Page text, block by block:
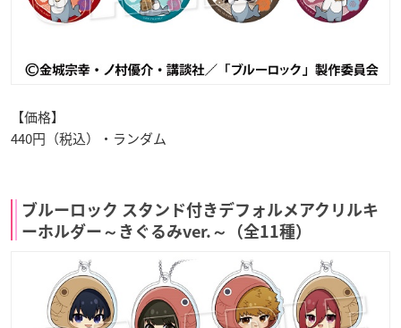
【価格】
440円（税込）・ランダム
ブルーロック スタンド付きデフォルメアクリルキ
ーホルダー～きぐるみver.～（全11種）